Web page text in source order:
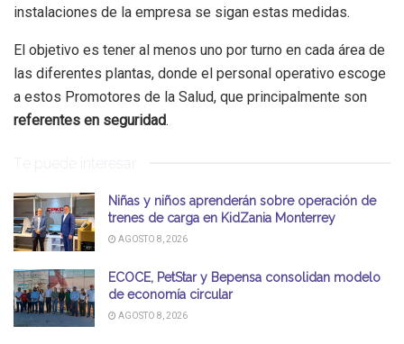
instalaciones de la empresa se sigan estas medidas.
El objetivo es tener al menos uno por turno en cada área de
las diferentes plantas, donde el personal operativo escoge
a estos Promotores de la Salud, que principalmente son
referentes en seguridad.
Te puede interesar
Niñas y niños aprenderán sobre operación de
trenes de carga en KidZania Monterrey
AGOSTO 8, 2026
ECOCE, PetStar y Bepensa consolidan modelo
de economía circular
AGOSTO 8, 2026